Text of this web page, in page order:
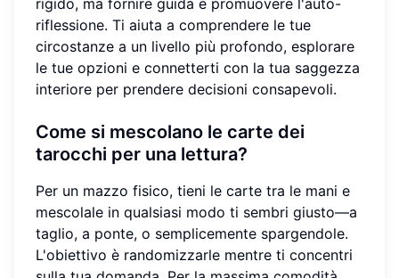
riflessione. Ti aiuta a comprendere le tue
circostanze a un livello più profondo, esplorare
le tue opzioni e connetterti con la tua saggezza
interiore per prendere decisioni consapevoli.
Come si mescolano le carte dei
tarocchi per una lettura?
Per un mazzo fisico, tieni le carte tra le mani e
mescolale in qualsiasi modo ti sembri giusto—a
taglio, a ponte, o semplicemente spargendole.
L'obiettivo è randomizzarle mentre ti concentri